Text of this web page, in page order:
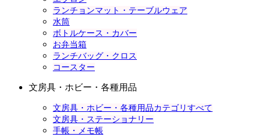
ランチョンマット・テーブルウェア
水筒
ボトルケース・カバー
お弁当箱
ランチバッグ・クロス
コースター
文房具・ホビー・各種用品
文房具・ホビー・各種用品カテゴリすべて
文房具・ステーショナリー
手帳・メモ帳